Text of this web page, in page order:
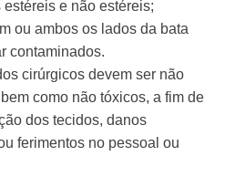
e não estéreis;
ou ambos os lados da bata
contaminados.
cirúrgicos devem ser não
como não tóxicos, a fim de
dos tecidos, danos
ferimentos no pessoal ou